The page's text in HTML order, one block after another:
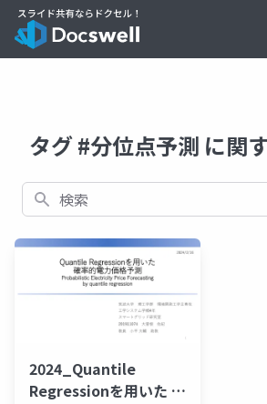
タグ #分位点予測 に関
検索
2024_Quantile
Regressionを用いた 確